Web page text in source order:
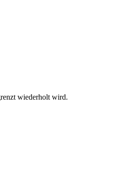
wiederholt wird.